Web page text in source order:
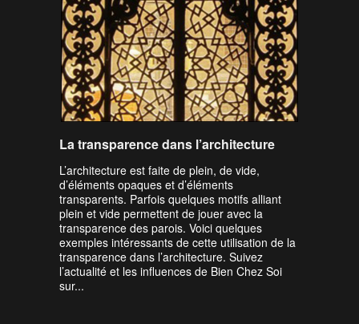
La transparence dans l’architecture
L’architecture est faite de plein, de vide,
d’éléments opaques et d’éléments
transparents. Parfois quelques motifs alliant
plein et vide permettent de jouer avec la
transparence des parois. Voici quelques
exemples intéressants de cette utilisation de la
transparence dans l’architecture. Suivez
l’actualité et les influences de Bien Chez Soi
sur...